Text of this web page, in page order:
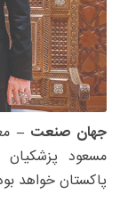
جهان صنعت –
پاکستان خواهد